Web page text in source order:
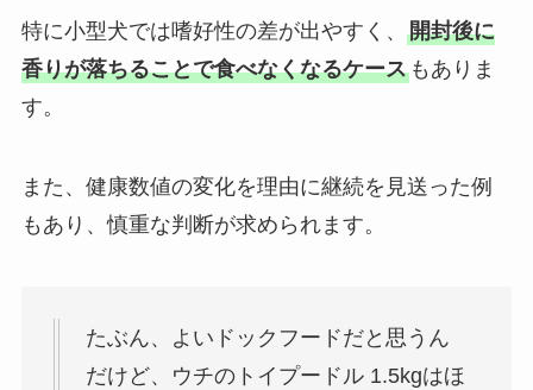
特に小型犬では嗜好性の差が出やすく、 開封後に
香りが落ちることで食べなくなるケースもありま
す。
また、健康数値の変化を理由に継続を見送った例
もあり、慎重な判断が求められます。
たぶん、よいドックフードだと思うん
だけど、ウチのトイプードル 1.5kgはほ